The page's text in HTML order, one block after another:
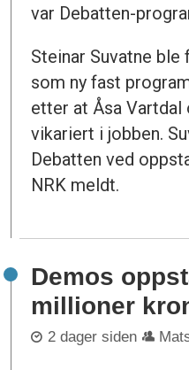
var Debatten-
Steinar Suvatne
som ny fast
etter at Åsa Vartdal
vikariert i jobben.
Debatten ved
NRK meldt.
Demos
millioner
2 dager siden